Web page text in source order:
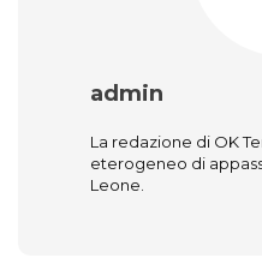
admin
La redazione di OK
eterogeneo di
Leone.